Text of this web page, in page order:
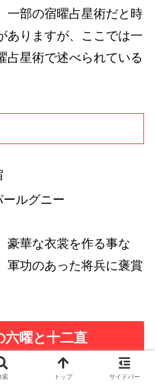
一部の宿曜占星術だと時
ありますが、ここでは一
占星術で述べられている
ルグニー
豪華な衣裳を作る事な
軍功のあった将兵に褒賞
六曜と十二直
索 トップ サイドバー